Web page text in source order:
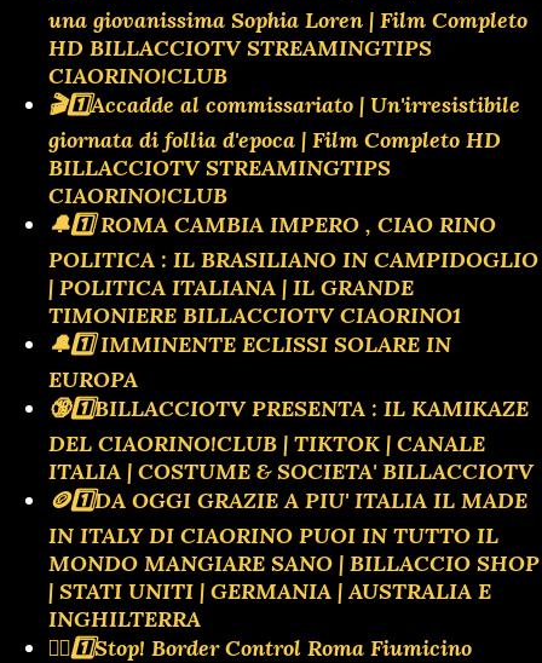
una giovanissima Sophia Loren | Film Completo
HD BILLACCIOTV STREAMINGTIPS
CIAORINO!CLUB
🎬1️⃣Accadde al commissariato | Un'irresistibile
giornata di follia d'epoca | Film Completo HD
BILLACCIOTV STREAMINGTIPS
CIAORINO!CLUB
🔔1️⃣ ROMA CAMBIA IMPERO , CIAO RINO
POLITICA : IL BRASILIANO IN CAMPIDOGLIO
| POLITICA ITALIANA | IL GRANDE
TIMONIERE BILLACCIOTV CIAORINO1
🔔1️⃣ IMMINENTE ECLISSI SOLARE IN
EUROPA
🔞1️⃣BILLACCIOTV PRESENTA : IL KAMIKAZE
DEL CIAORINO!CLUB | TIKTOK | CANALE
ITALIA | COSTUME & SOCIETA' BILLACCIOTV
🪙1️⃣DA OGGI GRAZIE A PIU' ITALIA IL MADE
IN ITALY DI CIAORINO PUOI IN TUTTO IL
MONDO MANGIARE SANO | BILLACCIO SHOP
| STATI UNITI | GERMANIA | AUSTRALIA E
INGHILTERRA
👮‍♂️1️⃣Stop! Border Control Roma Fiumicino